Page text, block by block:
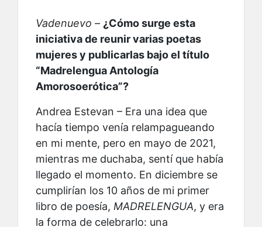
Vadenuevo – ¿Cómo surge esta
iniciativa de reunir varias poetas
mujeres y publicarlas bajo el título
“Madrelengua Antología
Amorosoerótica”?
Andrea Estevan – Era una idea que
hacía tiempo venía relampagueando
en mi mente, pero en mayo de 2021,
mientras me duchaba, sentí que había
llegado el momento. En diciembre se
cumplirían los 10 años de mi primer
libro de poesía, MADRELENGUA, y era
la forma de celebrarlo: una